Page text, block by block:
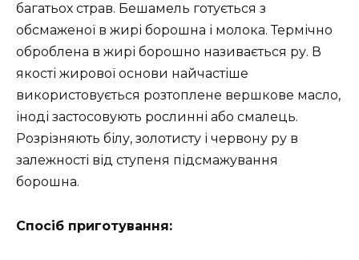
багатьох страв. Бешамель готується з
обсмаженої в жирі борошна і молока. Термічно
оброблена в жирі борошно називається ру. В
якості жирової основи найчастіше
використовується розтоплене вершкове масло,
іноді застосовують рослинні або смалець.
Розрізняють білу, золотисту і червону ру в
залежності від ступеня підсмажування
борошна.
Спосіб приготування: